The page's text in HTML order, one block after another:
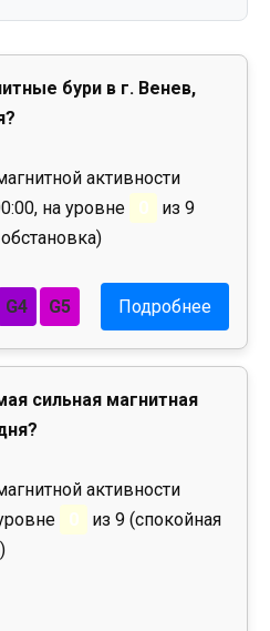
бури в г. Венев,
активности
на уровне
0
из 9
G4 G5 Подробнее
сильная магнитная
активности
0
из 9 (спокойная